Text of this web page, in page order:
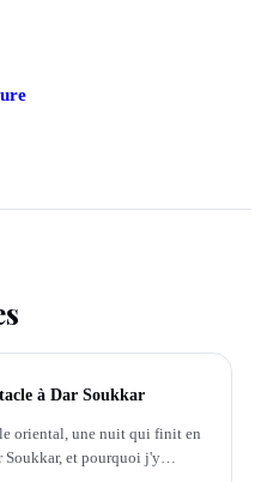
à Dar Soukkar
oriental, une nuit qui finit en
Soukkar, et pourquoi j'y